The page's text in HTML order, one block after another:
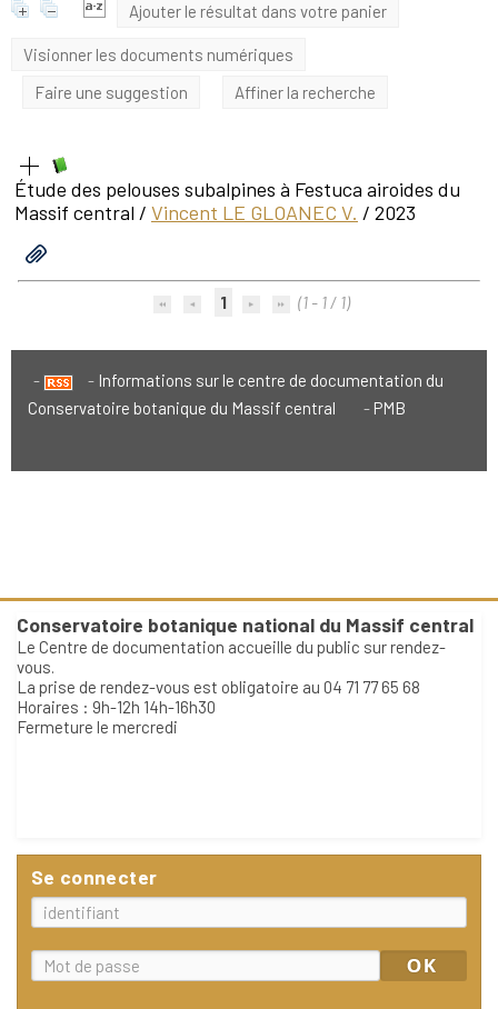
Ajouter le résultat dans votre panier
Visionner les documents numériques
Faire une suggestion
Affiner la recherche
Étude des pelouses subalpines à Festuca airoides du
Massif central / Vincent LE GLOANEC V. / 2023
1 (1 - 1 / 1)
Informations sur le centre de documentation du
Conservatoire botanique du Massif central
PMB
Conservatoire botanique national du Massif central
Le Centre de documentation accueille du public sur rendez-
vous.
La prise de rendez-vous est obligatoire au 04 71 77 65 68
Horaires : 9h-12h 14h-16h30
Fermeture le mercredi
Se connecter